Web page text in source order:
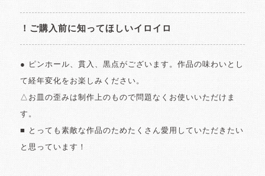
！ご購入前に知ってほしいイロイロ
● ピンホール、貫入、黒点がございます。作品の味わいとし
て経年変化をお楽しみください。
△お皿の歪みは制作上のもので問題なくお使いいただけま
す。
■ とっても素敵な作品のためたくさん愛用していただきたい
と思っています！